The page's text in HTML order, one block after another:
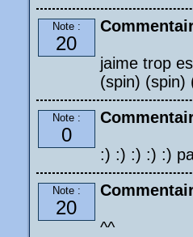
Note :
20
jaime trop
(spin) (spin)
Note :
0
:) :) :) :) :)
Note :
20
^^